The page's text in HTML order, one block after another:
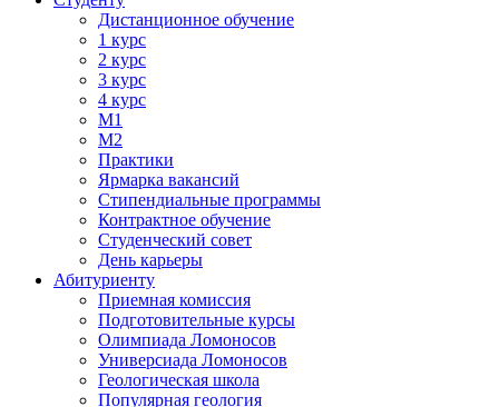
Дистанционное обучение
1 курс
2 курс
3 курс
4 курс
М1
М2
Практики
Ярмарка вакансий
Стипендиальные программы
Контрактное обучение
Студенческий совет
День карьеры
Абитуриенту
Приемная комиссия
Подготовительные курсы
Олимпиада Ломоносов
Универсиада Ломоносов
Геологическая школа
Популярная геология